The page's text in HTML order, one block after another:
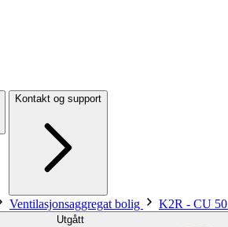
Kontakt og support
Ventilasjonsaggregat bolig K2R - CU 50
Utgått